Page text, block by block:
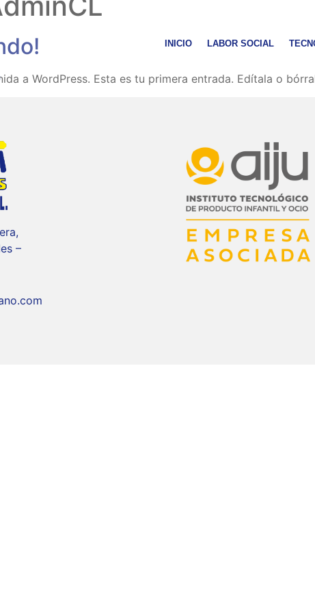
INICIO LABOR SOCIAL
a WordPress. Esta es tu primera entrada. Edítala o
–